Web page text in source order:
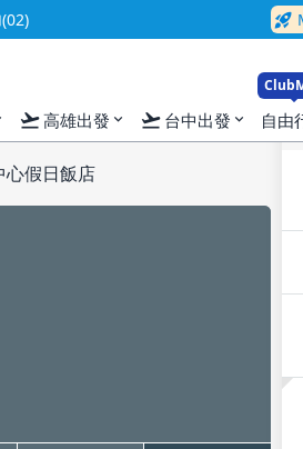
rocket_launch
flight_takeoff高雄出發 expand_more flight_takeoff 台中出發 expand_more 自由
心假日飯店